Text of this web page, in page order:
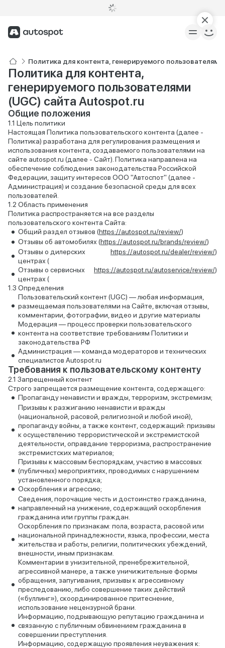
Политика для контента, генерируемого пользователями
Политика для контента,
генерируемого пользователями
(UGC) сайта Autospot.ru
Общие положения
Цель политики
Настоящая Политика пользовательского контента (далее -
Политика) разработана для регулирования размещения и
использования контента, создаваемого пользователями на
сайте autospot.ru (далее - Сайт). Политика направлена на
обеспечение соблюдения законодательства Российской
Федерации, защиту интересов ООО "Автоспот" (далее -
Администрация) и создание безопасной среды для всех
пользователей.
Область применения
Политика распространяется на все разделы
пользовательского контента Сайта:
Общий раздел отзывов (https://autospot.ru/review/)
Отзывы об автомобилях (https://autospot.ru/brands/review/)
Отзывы о дилерских
центрах (
https://autospot.ru/dealer/review/)
Отзывы о сервисных
центрах (
https://autospot.ru/autoservice/review/)
Определения
Пользовательский контент (UGC) — любая информация,
размещаемая пользователями на Сайте, включая отзывы,
комментарии, фотографии, видео и другие материалы
Модерация — процесс проверки пользовательского
контента на соответствие требованиям Политики и
законодательства РФ
Администрация — команда модераторов и технических
специалистов Autospot.ru
Требования к пользовательскому контенту
Запрещенный контент
Строго запрещается размещение контента, содержащего:
Пропаганду ненависти и вражды, терроризм, экстремизм;
Призывы к разжиганию ненависти и вражды
(национальной, расовой, религиозной и любой иной),
пропаганду войны, а также контент, содержащий: призывы
к осуществлению террористической и экстремистской
деятельности, оправдание терроризма, распространение
экстремистских материалов;
Призывы к массовым беспорядкам, участию в массовых
(публичных) мероприятиях, проводимых с нарушением
установленного порядка;
Оскорбления и агрессию;
Сведения, порочащие честь и достоинство гражданина,
направленный на унижение, содержащий оскорбления
гражданина или группы граждан.
Оскорбления по признакам: пола, возраста, расовой или
национальной принадлежности, языка, профессии, места
жительства и работы, религии, политических убеждений,
внешности, иным признакам.
Комментарии в унизительной, пренебрежительной,
агрессивной манере, а также уничижительные формы
обращения, запугивания, призывы к агрессивному
преследованию, либо совершение таких действий
(«буллинг»), скоординированное притеснение,
использование нецензурной брани.
Информацию, подрывающую репутацию гражданина и
связанную с публичным обвинением гражданина в
совершении преступления.
Информацию, содержащую проявления неуважения к: